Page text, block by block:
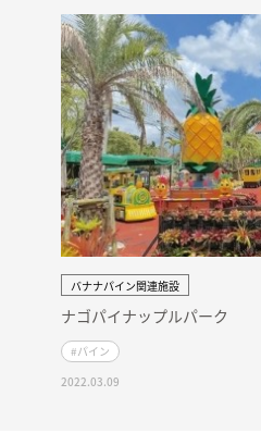
バナナパイン関連施設
2022.03.09
ナゴパイナップルパーク
#パイン